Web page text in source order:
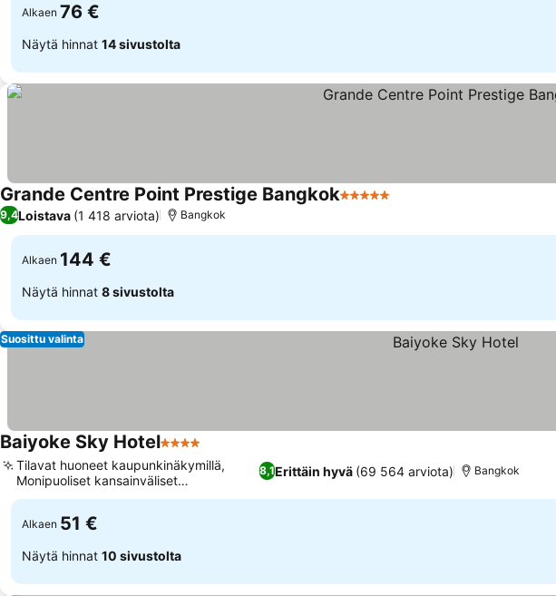
Alkaen 76 €
Näytä hinnat 14 sivustolta
Grande Centre Point Prestige Bangkok5 Tähtiluokitus
9,4Loistava (1 418 arviota) Bangkok
Alkaen 144 €
Näytä hinnat 8 sivustolta
Suosittu valinta
Baiyoke Sky Hotel4 Tähtiluokitus
8,1Erittäin hyvä (69 564 arviota)
Tilavat huoneet kaupunkinäkymillä,
Monipuoliset kansainväliset
ruokailumahdollisuudet
Bangkok
Alkaen 51 €
Näytä hinnat 10 sivustolta